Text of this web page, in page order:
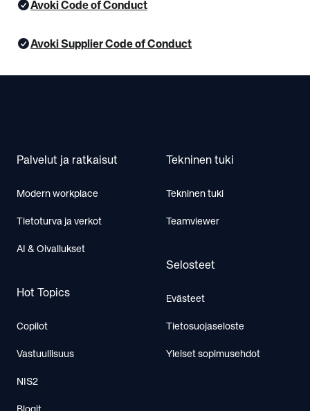
Avoki Code of Conduct
Avoki Supplier Code of Conduct
Palvelut ja ratkaisut
Modern workplace
Tietoturva ja verkot
AI & Oivallukset
Hot Topics
Copilot
Vastuullisuus
NIS2
Tekninen tuki
Tekninen tuki
Teamviewer
Selosteet
Evästeet
Tietosuojaseloste
Yleiset sopimusehdot